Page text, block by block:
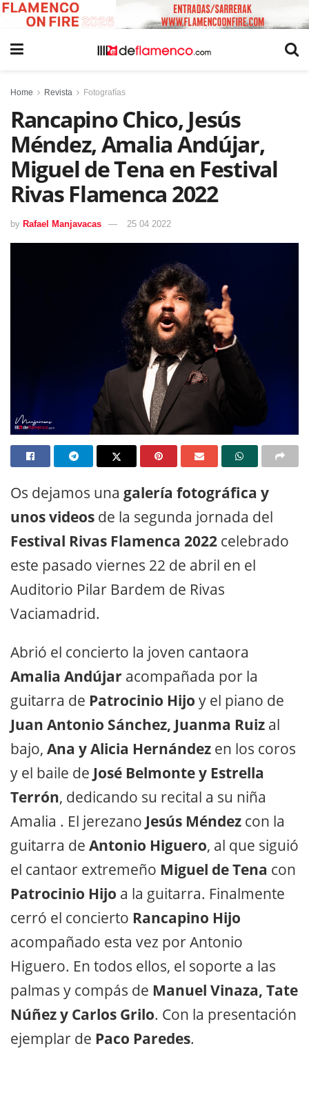
Home Revista Fotografías
Rancapino Chico, Jesús
Méndez, Amalia Andújar,
Miguel de Tena en Festival
Rivas Flamenca 2022
by Rafael Manjavacas 25 04 2022
Os dejamos una galería fotográfica y
unos videos de la segunda jornada del
Festival Rivas Flamenca 2022 celebrado
este pasado viernes 22 de abril en el
Auditorio Pilar Bardem de Rivas
Vaciamadrid.
Abrió el concierto la joven cantaora
Amalia Andújar acompañada por la
guitarra de Patrocinio Hijo y el piano de
Juan Antonio Sánchez, Juanma Ruiz al
bajo, Ana y Alicia Hernández en los coros
y el baile de José Belmonte y Estrella
Terrón, dedicando su recital a su niña
Amalia . El jerezano Jesús Méndez con la
guitarra de Antonio Higuero, al que siguió
el cantaor extremeño Miguel de Tena con
Patrocinio Hijo a la guitarra. Finalmente
cerró el concierto Rancapino Hijo
acompañado esta vez por Antonio
Higuero. En todos ellos, el soporte a las
palmas y compás de Manuel Vinaza, Tate
Núñez y Carlos Grilo. Con la presentación
ejemplar de Paco Paredes.